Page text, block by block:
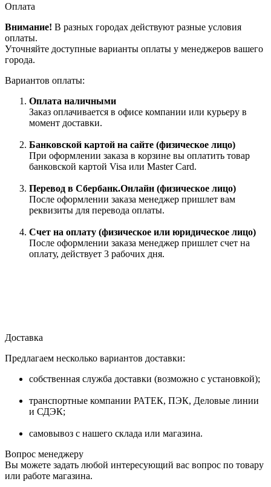
Оплата
Внимание! В разных городах действуют разные условия
оплаты.
Уточняйте доступные варианты оплаты у менеджеров вашего
города.
Вариантов оплаты:
Оплата наличными
Заказ оплачивается в офисе компании или курьеру в
момент доставки.
Банковской картой на сайте (физическое лицо)
При оформлении заказа в корзине вы оплатить товар
банковской картой Visa или Master Card.
Перевод в Сбербанк.Онлайн (физическое лицо)
После оформлении заказа менеджер пришлет вам
реквизиты для перевода оплаты.
Счет на оплату (физическое или юридическое лицо)
После оформлении заказа менеджер пришлет счет на
оплату, действует 3 рабочих дня.
Доставка
Предлагаем несколько вариантов доставки:
собственная служба доставки (возможно с установкой);
транспортные компании РАТЕК, ПЭК, Деловые линии
и СДЭК;
самовывоз с нашего склада или магазина.
Вопрос менеджеру
Вы можете задать любой интересующий вас вопрос по товару
или работе магазина.